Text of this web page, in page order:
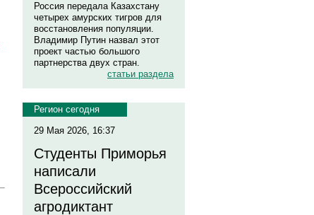
Россия передала Казахстану
четырех амурских тигров для
восстановления популяции.
Владимир Путин назвал этот
проект частью большого
партнерства двух стран.
статьи раздела
Регион сегодня
29 Мая 2026, 16:37
Студенты Приморья
написали
Всероссийский
агродиктант